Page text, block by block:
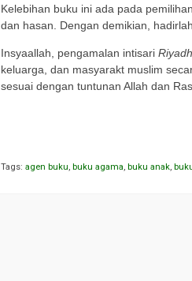
Kelebihan buku ini ada pada
dan hasan. Dengan demikian,
Insyaallah, pengamalan intisari
keluarga, dan masyarakt muslim
sesuai dengan tuntunan Allah dan
Tags:agen buku,buku agama,buku anak,